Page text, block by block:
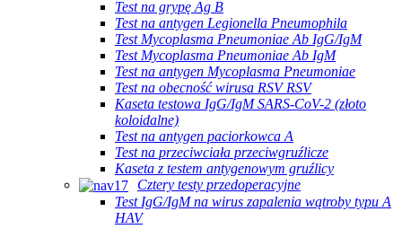
Test na grypę Ag B
Test na antygen Legionella Pneumophila
Test Mycoplasma Pneumoniae Ab IgG/IgM
Test Mycoplasma Pneumoniae Ab IgM
Test na antygen Mycoplasma Pneumoniae
Test na obecność wirusa RSV RSV
Kaseta testowa IgG/IgM SARS-CoV-2 (złoto
koloidalne)
Test na antygen paciorkowca A
Test na przeciwciała przeciwgruźlicze
Kaseta z testem antygenowym gruźlicy
Cztery testy przedoperacyjne
Test IgG/IgM na wirus zapalenia wątroby typu A
HAV